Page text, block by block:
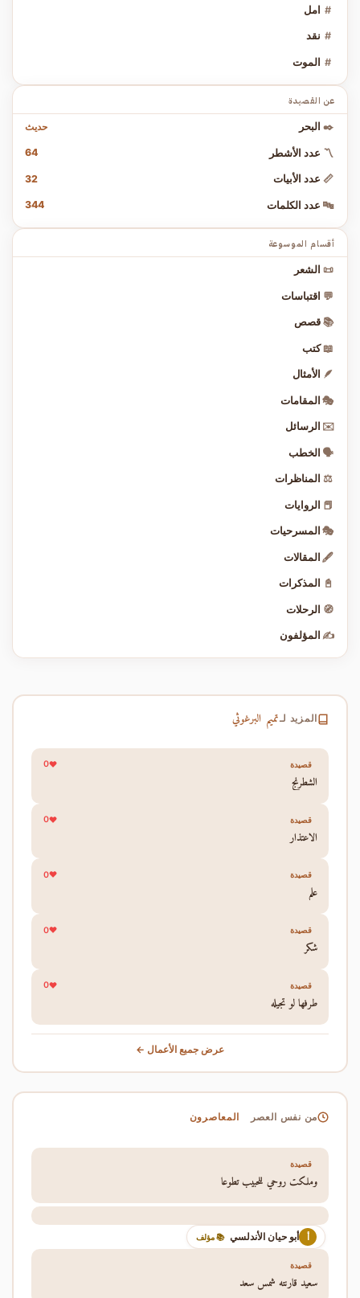
# امل
# نقد
# الموت
عن القصيدة
✒️ البحر حديث
〽️ عدد الأشطر 64
📏 عدد الأبيات 32
🔤 عدد الكلمات 344
أقسام الموسوعة
📜 الشعر
💬 اقتباسات
📚 قصص
📖 كتب
🪶 الأمثال
🎭 المقامات
✉️ الرسائل
🗣️ الخطب
⚖️ المناظرات
📕 الروايات
🎭 المسرحيات
🖋️ المقالات
📓 المذكرات
🧭 الرحلات
✍️ المؤلفون
المزيد لـتميم البرغوثي
قصيدة 0
الشطرنج
قصيدة 0
الاعتذار
قصيدة 0
علم
قصيدة 0
شكر
قصيدة 0
طرفها لو تجيله
عرض جميع الأعمال ←
من نفس العصر المعاصرون
قصيدة
وملكت روحي للحبيب تطوعا
أ أبو حيان الأندلسي 📚 مؤلف
قصيدة
سعيد قارنته شمس سعد